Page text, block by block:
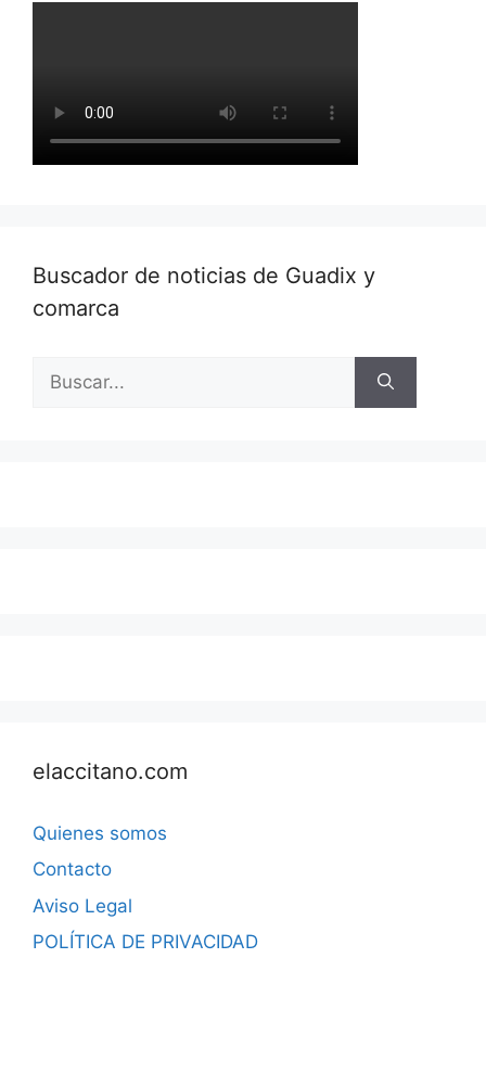
Buscador de noticias de Guadix y
comarca
elaccitano.com
Quienes somos
Contacto
Aviso Legal
POLÍTICA DE PRIVACIDAD